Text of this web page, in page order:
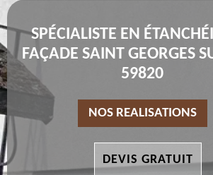
SPÉCIALISTE EN
FAÇADE SAINT GEORGES
59820
NOS REALISATIONS
DEVIS GRATUIT